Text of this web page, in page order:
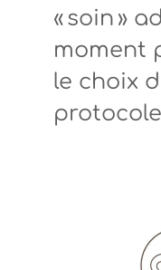
« soin »
moment
le choix